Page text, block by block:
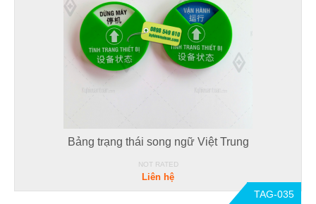
Bảng trạng thái song ngữ Việt Trung
NOT RATED
Liên hệ
TAG-035